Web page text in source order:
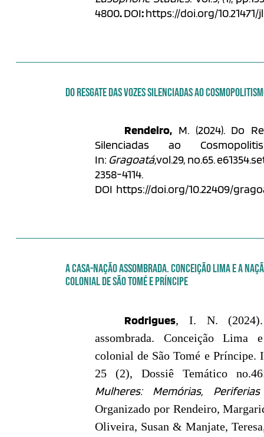
4800.DOI:https://doi.org/10.21471/
DO RESGATE DAS VOZES SILENCIADAS AO
Rendeiro, M. (2024). Do
Silenciadas ao
In: Gragoatá,vol.29, no.65.
2358-4114.
DOI https://doi.org/10.22409/
A CASA-NAÇÃO ASSOMBRADA. CONCEIÇÃO LIMA E A
COLONIAL DE SÃO TOMÉ E PRÍNCIPE
Rodrigues, I. N. (2024).
assombrada. Conceição Lima
colonial de São Tomé e Príncipe.
25 (2), Dossiê Temático
Mulheres: Memórias,
Organizado por Rendeiro,
Oliveira, Susan & Manjate,